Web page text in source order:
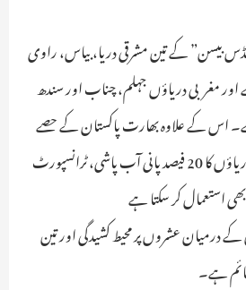
کے تین مشرقی دریا، بیاس، راوی
مغربی دریاؤں جہلم، چناب اور سندھ
اس کے علاوہ بھارت پاکستان کے حصے
میں آنے والے تین مغربی دریاؤں کا 20 فیصد پانی آب پاشی، ٹرانسپورٹ
استعمال کر سکتا ہے
کے درمیان عشروں پر محیط کشیدگی اور تین
ہے۔